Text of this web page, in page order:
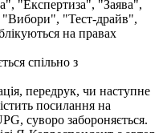
"Експертиза", "Заява",
"Тест-драйв",
на правах
спільно з
передрук, чи наступне
посилання на
суворо забороняється.